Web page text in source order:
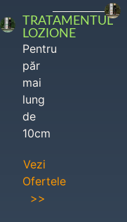
TRATAMENTUL
LOZIONE
Pentru
păr
mai
lung
de
10cm
Vezi
Ofertele
>>